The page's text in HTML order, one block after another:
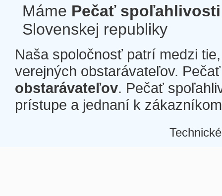
Máme Pečať spoľahlivosti
Slovenskej republiky
Naša spoločnosť patrí medzi
verejných obstarávateľov.
obstarávateľov. Pečať
prístupe a jednaní k